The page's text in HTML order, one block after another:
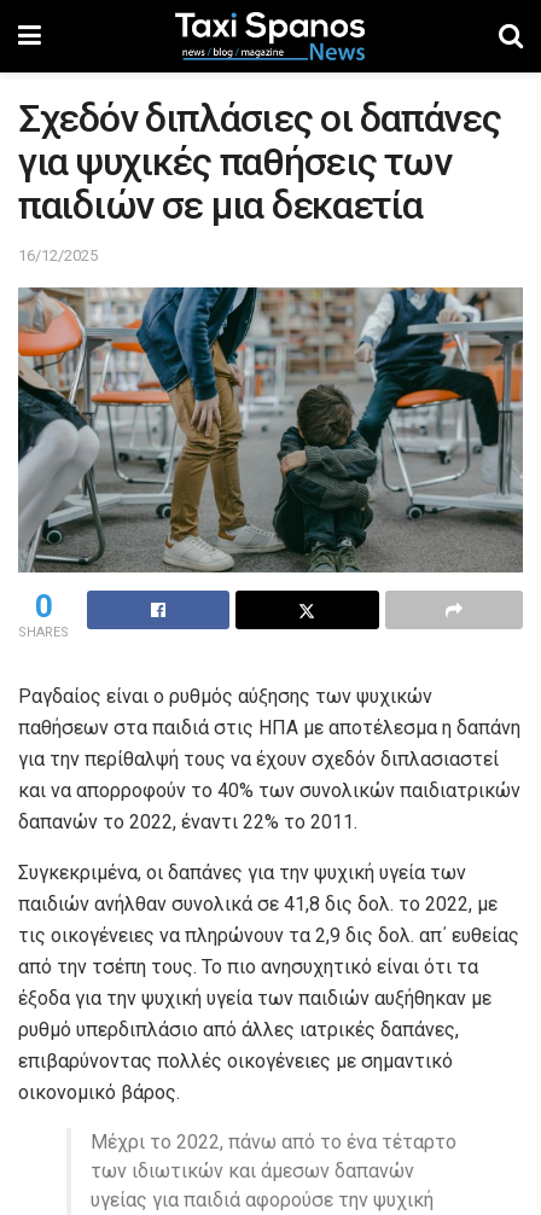
Σχεδόν διπλάσιες οι δαπάνες
για ψυχικές παθήσεις των
παιδιών σε μια δεκαετία
16/12/2025
0
SHARES
Ραγδαίος είναι ο ρυθμός αύξησης των ψυχικών
παθήσεων στα παιδιά στις ΗΠΑ με αποτέλεσμα η δαπάνη
για την περίθαλψή τους να έχουν σχεδόν διπλασιαστεί
και να απορροφούν το 40% των συνολικών παιδιατρικών
δαπανών το 2022, έναντι 22% το 2011.
Συγκεκριμένα, οι δαπάνες για την ψυχική υγεία των
παιδιών ανήλθαν συνολικά σε 41,8 δις δολ. το 2022, με
τις οικογένειες να πληρώνουν τα 2,9 δις δολ. απ΄ ευθείας
από την τσέπη τους. Το πιο ανησυχητικό είναι ότι τα
έξοδα για την ψυχική υγεία των παιδιών αυξήθηκαν με
ρυθμό υπερδιπλάσιο από άλλες ιατρικές δαπάνες,
επιβαρύνοντας πολλές οικογένειες με σημαντικό
οικονομικό βάρος.
Μέχρι το 2022, πάνω από το ένα τέταρτο
των ιδιωτικών και άμεσων δαπανών
υγείας για παιδιά αφορούσε την ψυχική